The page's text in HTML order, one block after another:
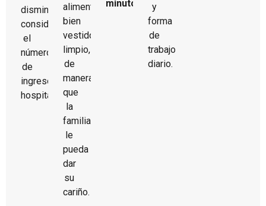
disminuye
considerablemente
el
número
de
ingresos
hospitalarios.
alimentado,
bien
vestido,
limpio,
de
manera
que
la
familia
le
pueda
dar
su
cariño.
minuto
y
forma
de
trabajo
diario.